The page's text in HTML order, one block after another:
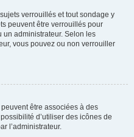
verrouillés et tout sondage y
peuvent être verrouillés pour
un administrateur. Selon les
vous pouvez ou non verrouiller
être associées à des
d’utiliser des icônes de
l’administrateur.